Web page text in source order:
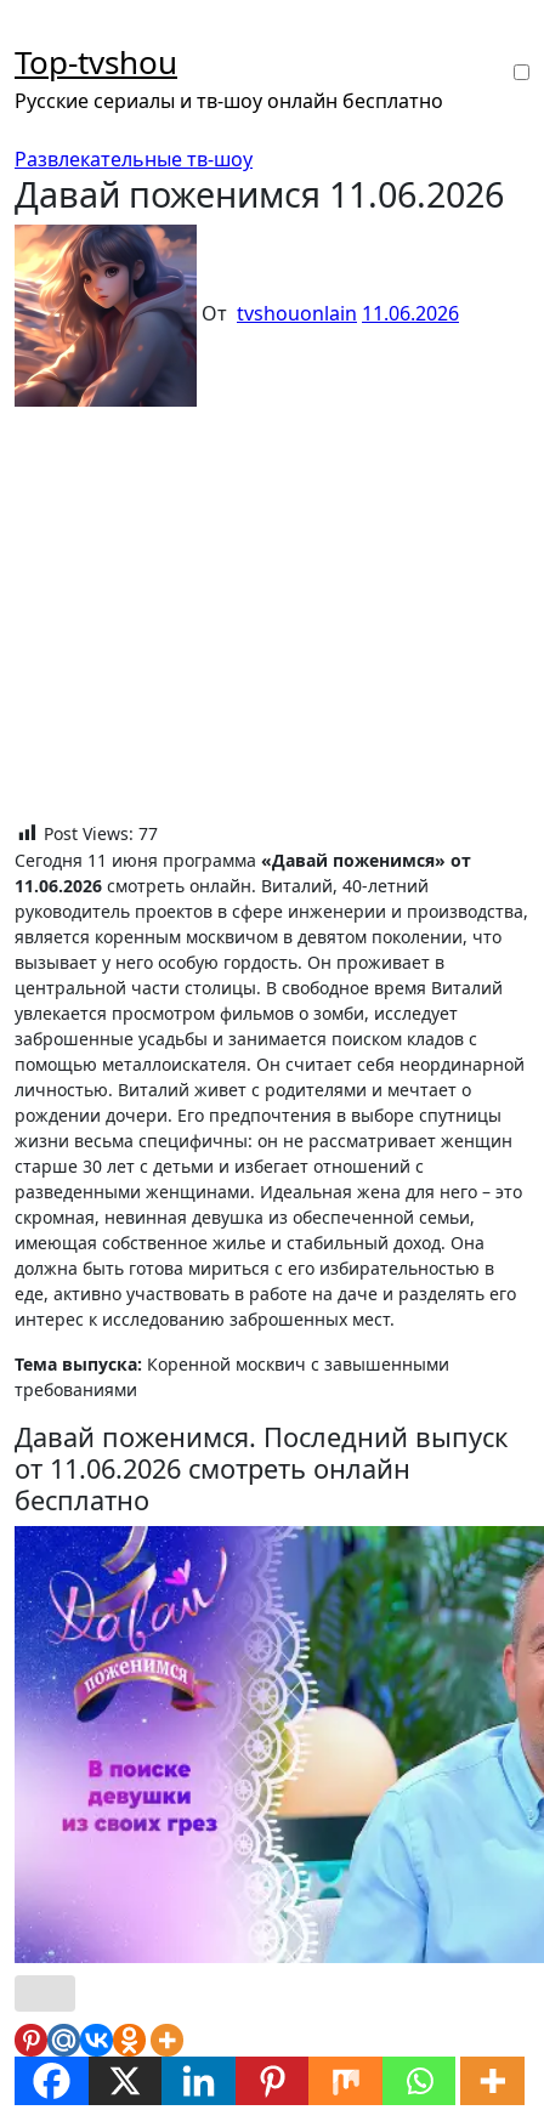
содержанию
Top-tvshou
Русские сериалы и тв-шоу онлайн бесплатно
Развлекательные тв-шоу
Давай поженимся 11.06.2026
От tvshouonlain 11.06.2026
Post Views: 77
Сегодня 11 июня программа «Давай поженимся» от
11.06.2026 смотреть онлайн. Виталий, 40-летний
руководитель проектов в сфере инженерии и производства,
является коренным москвичом в девятом поколении, что
вызывает у него особую гордость. Он проживает в
центральной части столицы. В свободное время Виталий
увлекается просмотром фильмов о зомби, исследует
заброшенные усадьбы и занимается поиском кладов с
помощью металлоискателя. Он считает себя неординарной
личностью. Виталий живет с родителями и мечтает о
рождении дочери. Его предпочтения в выборе спутницы
жизни весьма специфичны: он не рассматривает женщин
старше 30 лет с детьми и избегает отношений с
разведенными женщинами. Идеальная жена для него – это
скромная, невинная девушка из обеспеченной семьи,
имеющая собственное жилье и стабильный доход. Она
должна быть готова мириться с его избирательностью в
еде, активно участвовать в работе на даче и разделять его
интерес к исследованию заброшенных мест.
Тема выпуска: Коренной москвич с завышенными
требованиями
Давай поженимся. Последний выпуск
от 11.06.2026 смотреть онлайн
бесплатно